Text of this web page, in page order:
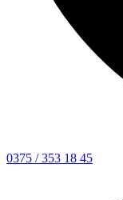
0375 / 353 18 45